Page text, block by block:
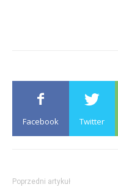
Facebook Twitter
Poprzedni artykuł